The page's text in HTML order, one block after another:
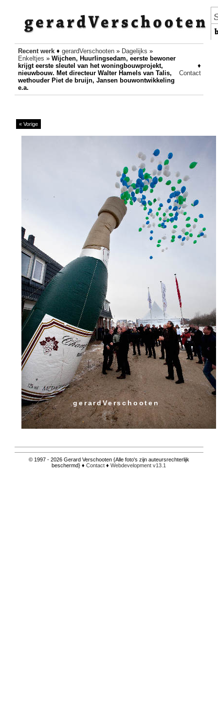
Recent werk♦ gerardVerschooten» Dagelijks »
Enkeltjes » Wijchen, Huurlingsedam, eerste bewoner
krijgt eerste sleutel van het woningbouwprojekt,
nieuwbouw. Met directeur Walter Hamels van Talis,
wethouder Piet de bruijn, Jansen bouwontwikkeling
e.a.
♦
Contact
« Vorige
gerardVerschooten
© 1997 - 2026 Gerard Verschooten {Alle foto's zijn auteursrechterlijk
beschermd} ♦Contact ♦Webdevelopment v13.1